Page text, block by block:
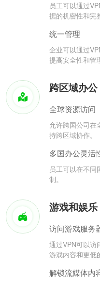
员工可以通过
据的机密性和完
统一管理
企业可以通过
提高安全性和管
跨区域办公
全球资源访问
允许跨国公司在
持跨区域协作。
多国办公灵活
员工可以在不同
制。
游戏和娱乐
访问游戏服务
通过VPN可以访
游戏内容和更低
解锁流媒体内